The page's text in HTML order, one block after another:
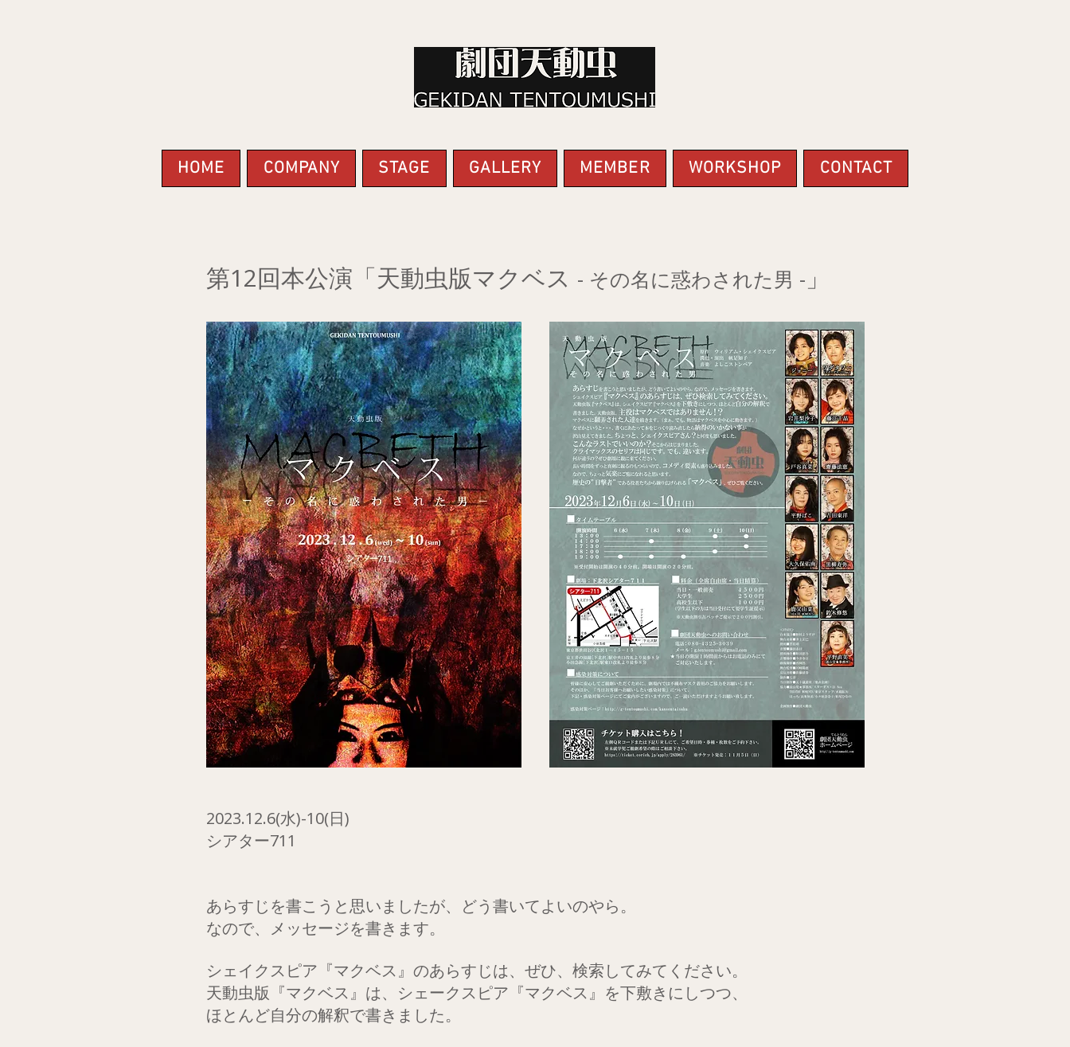
HOME COMPANY STAGE GALLERY MEMBER WORKSHOP CONTACT
第12回本公演「天動虫版マクベス - その名に惑わされた男 - 」
2023.12.6(水)-10(日)
シアター711
あらすじを書こうと思いましたが、どう書いてよいのやら。
なので、メッセージを書きます。
シェイクスピア『マクベス』のあらすじは、ぜひ、検索してみてください。
天動虫版『マクベス』は、シェークスピア『マクベス』を下敷きにしつつ、
ほとんど自分の解釈で書きました。